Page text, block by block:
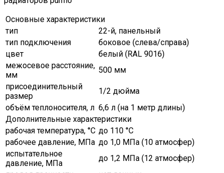
Основные характеристики
тип
22-й, панельный
тип подключения
боковое (слева/справа)
цвет
белый (RAL 9016)
межосевое расстояние,
мм
500 мм
присоединительный
размер
1/2 дюйма
объём теплоносителя, л 6,6 л (на 1 метр длины)
Дополнительные характеристики
рабочая температура, °C до 110 °С
рабочее давление, МПа до 1,0 МПа (10 атмосфер)
испытательное
давление, МПа
до 1,2 МПа (12 атмосфер)